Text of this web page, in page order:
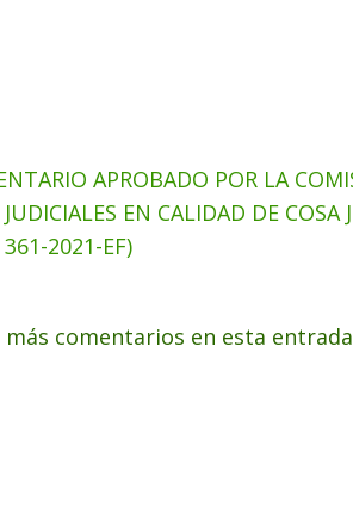
APROBADO POR LA
EN CALIDAD DE COSA
2021-EF)
más comentarios en esta